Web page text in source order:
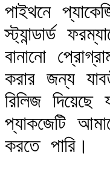
পাইথনে
স্ট্যান্ডার্ড
বানানো
করার জন্য
রিলিজ
প্যাকজেটি
করতে পারি।